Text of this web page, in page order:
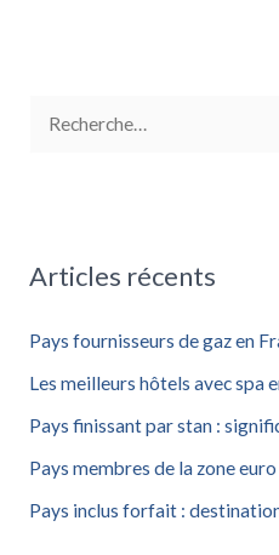
e
c
h
e
r
Articles récents
Pays fournisseurs de gaz en
Les meilleurs hôtels avec spa
Pays finissant par stan :
Pays membres de la zone
Pays inclus forfait :